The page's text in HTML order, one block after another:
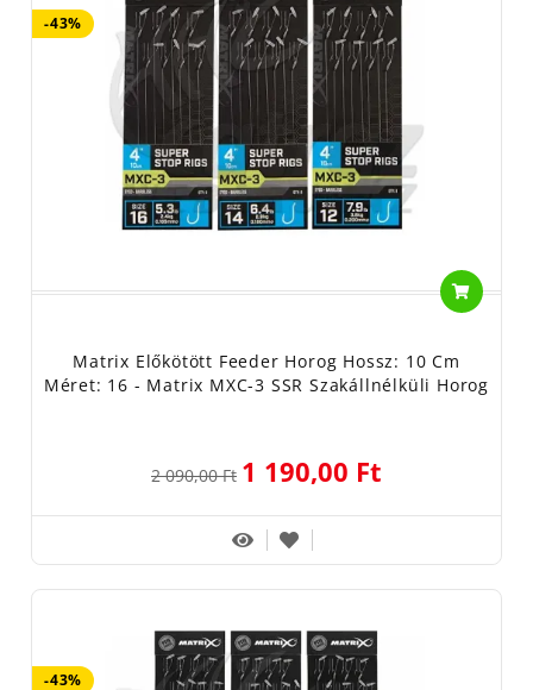
-43%
Matrix Előkötött Feeder Horog Hossz: 10 Cm
Méret: 16 - Matrix MXC-3 SSR Szakállnélküli Horog
2 090,00 Ft 1 190,00 Ft
-43%